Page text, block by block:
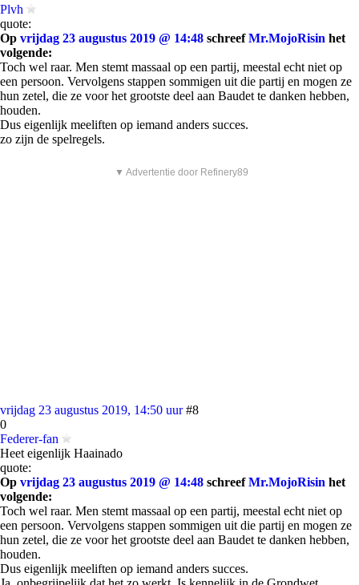
Plvh
quote:
Op vrijdag 23 augustus 2019 @ 14:48 schreefMr.MojoRisin het
volgende:
Toch wel raar. Men stemt massaal op een partij, meestal echt niet op
een persoon. Vervolgens stappen sommigen uit die partij en mogen ze
hun zetel, die ze voor het grootste deel aan Baudet te danken hebben,
houden.
Dus eigenlijk meeliften op iemand anders succes.
zo zijn de spelregels.
▼ Advertentie door Refinery89
vrijdag 23 augustus 2019, 14:50 uur #8
0
Federer-fan
Heet eigenlijk Haainado
quote:
Op vrijdag 23 augustus 2019 @ 14:48 schreefMr.MojoRisin het
volgende:
Toch wel raar. Men stemt massaal op een partij, meestal echt niet op
een persoon. Vervolgens stappen sommigen uit die partij en mogen ze
hun zetel, die ze voor het grootste deel aan Baudet te danken hebben,
houden.
Dus eigenlijk meeliften op iemand anders succes.